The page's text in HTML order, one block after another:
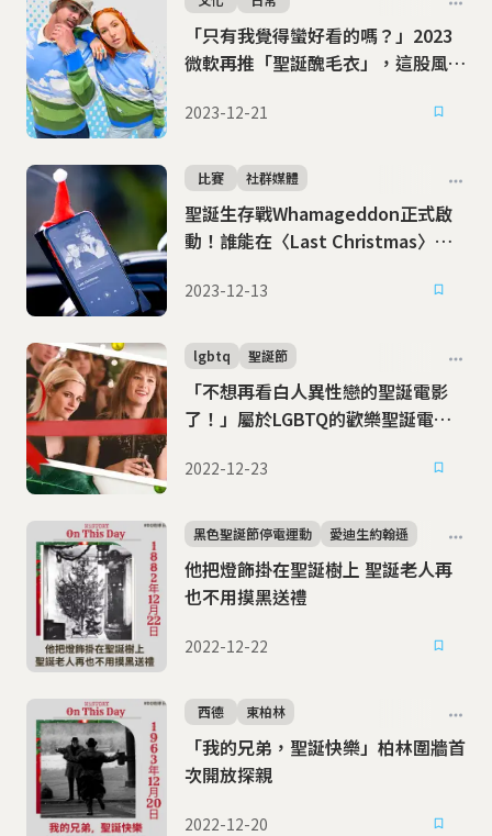
「只有我覺得蠻好看的嗎？」2023
微軟再推「聖誕醜毛衣」，這股風潮
2023-12-21
聖誕生存戰Whamageddon正式啟
動！誰能在〈Last Christmas〉的
比賽 社群媒體
2023-12-13
「不想再看白人異性戀的聖誕電影
了！」屬於LGBTQ的歡樂聖誕電影
lgbtq 聖誕節
2022-12-23
他把燈飾掛在聖誕樹上 聖誕老人再
也不用摸黑送禮
黑色聖誕節停電運動 愛迪生約翰遜
2022-12-22
「我的兄弟，聖誕快樂」柏林圍牆首
次開放探親
西德 東柏林
2022-12-20